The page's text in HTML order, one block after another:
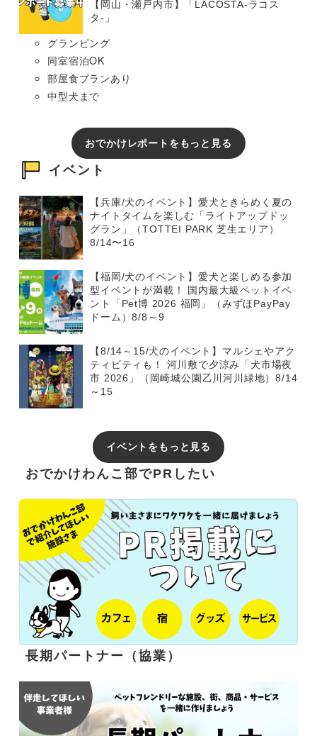
【岡山・瀬戸内市】「LACOSTA-ラコス
タ-」
グランピング
同室宿泊OK
部屋食プランあり
中型犬まで
おでかけレポートをもっと見る
イベント
【兵庫/犬のイベント】愛犬ときらめく夏の
ナイトタイムを楽しむ「ライトアップドッ
グラン」（TOTTEI PARK 芝生エリア）
8/14〜16
【福岡/犬のイベント】愛犬と楽しめる参加
型イベントが満載！ 国内最大級ペットイベ
ント「Pet博 2026 福岡」（みずほPayPay
ドーム）8/8～9
【8/14～15/犬のイベント】マルシェやアク
ティビティも！ 河川敷で夕涼み「犬市場夜
市 2026」（岡崎城公園乙川河川緑地）8/14
～15
イベントをもっと見る
おでかけわんこ部でPRしたい
長期パートナー（協業）